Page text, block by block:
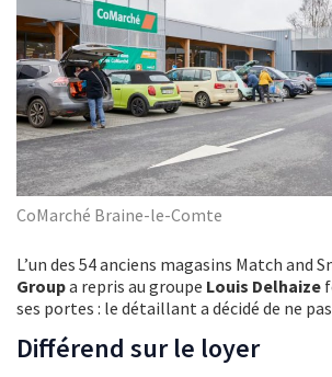
CoMarché Braine-le-Comte
L’un des 54 anciens magasins Match and
Groupa repris au groupe Louis Delhaize
ses portes : le détaillant a décidé de ne
Différend sur le loyer